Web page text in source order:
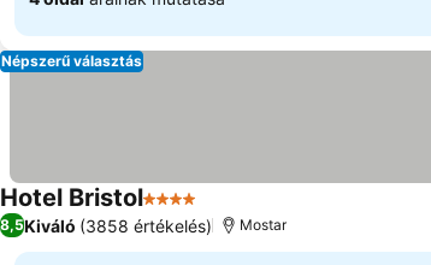
Népszerű választás
Hotel Bristol4 Kategória
8,5Kiváló (3858 értékelés) Mostar